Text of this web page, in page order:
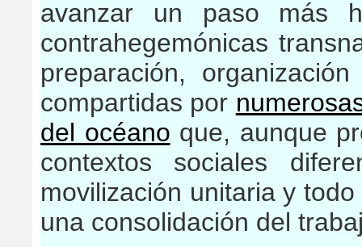
avanzar un paso más
contrahegemónicas
preparación,
compartidas por
del océano que, aunque
contextos sociales
movilización unitaria y
una consolidación del